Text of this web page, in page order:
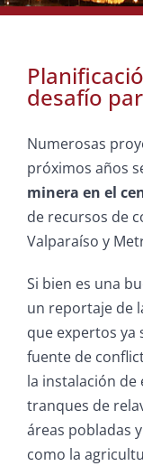
desafío
Numerosas
próximos años
minera en el
de recursos de
Valparaíso y
Si bien es una
un reportaje de
que expertos ya
fuente de
la instalación
tranques de
áreas pobladas
como la